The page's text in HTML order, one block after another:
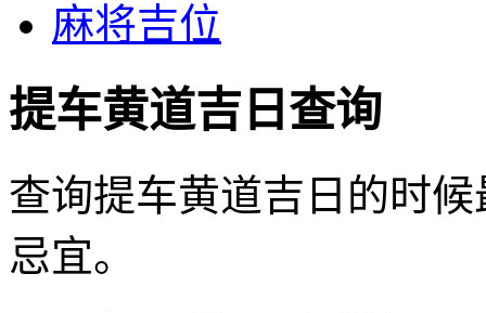
麻将吉位
提车黄道吉日查询
查询提车黄道吉日的时
忌宜。